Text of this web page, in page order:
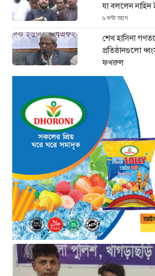
যা বললেন
৯ ঘণ্টা আগে
শেখ হাসিনা
প্রতিষ্ঠানগুলো
ফখরুল
১১ ঘণ্টা আগে
থাইল্যান্ডে
দাদিসহ স্কুলে
১১ ঘণ্টা আগে
সিলেটে দুই
গেল ৮টি তাজা
১১ ঘণ্টা আগে
সিলিন্ডার
দগ্ধ ৩ জনের
১১ ঘণ্টা আগে
খুনির দোসর ও
সাকিবকে নিয়ে
আকবর
১ দিন আগে